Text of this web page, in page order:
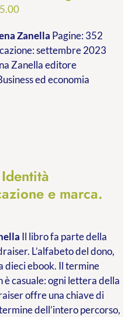
Fascia
prezzo:
da
€24.99
a
Zanella Pagine: 352
settembre 2023
Zanella editore
ed economia
e marca.
Il libro fa parte della
L’alfabeto del dono,
dieci ebook. Il termine
è casuale: ogni lettera della
offre una chiave di
dell’intero percorso,